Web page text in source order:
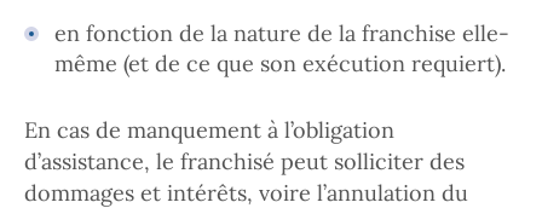
en fonction de la nature de la franchise elle-
même (et de ce que son exécution requiert).
En cas de manquement à l’obligation
d’assistance, le franchisé peut solliciter des
dommages et intérêts, voire l’annulation du